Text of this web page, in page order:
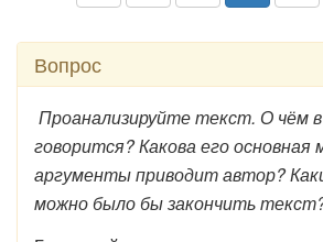
Вопрос
Проанализируйте текст. О чём
говорится? Какова его основная
аргументы приводит автор?
можно было бы закончить